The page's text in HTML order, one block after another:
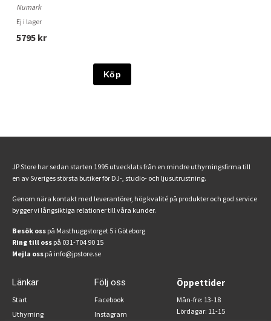
Numark
Ej i lager
5795 kr
Köp
JP Store har sedan starten 1995 utvecklats från en mindre uthyrningsfirma till
en av Sveriges största butiker för DJ-, studio- och ljusutrustning.
Genom nära kontakt med leverantörer, hög kvalité på produkter och god service
bygger vi långsiktiga relationer till våra kunder.
Besök oss på Masthuggstorget 5 i Göteborg
Ring till oss på 031-704 90 15
Mejla oss på info@jpstore.se
Länkar
Start
Uthyrning
Följ oss
Facebook
Instagram
Öppettider
Mån-fre: 13-18
Lördagar: 11-15